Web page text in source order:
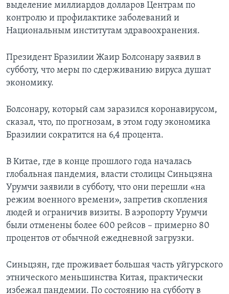
выделение миллиардов долларов Центрам по
контролю и профилактике заболеваний и
Национальным институтам здравоохранения.
Президент Бразилии Жаир Болсонару заявил в
субботу, что меры по сдерживанию вируса душат
экономику.
Болсонару, который сам заразился коронавирусом,
сказал, что, по прогнозам, в этом году экономика
Бразилии сократится на 6,4 процента.
В Китае, где в конце прошлого года началась
глобальная пандемия, власти столицы Синьцзяна
Урумчи заявили в субботу, что они перешли «на
режим военного времени», запретив скопления
людей и ограничив визиты. В аэропорту Урумчи
были отменены более 600 рейсов – примерно 80
процентов от обычной ежедневной загрузки.
Синьцзян, где проживает большая часть уйгурского
этнического меньшинства Китая, практически
избежал пандемии. По состоянию на субботу в